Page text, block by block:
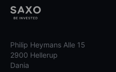
Philip Heymans Alle 15
2900 Hellerup
Dania